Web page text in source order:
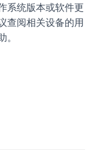
系统版本或软件更
查阅相关设备的用